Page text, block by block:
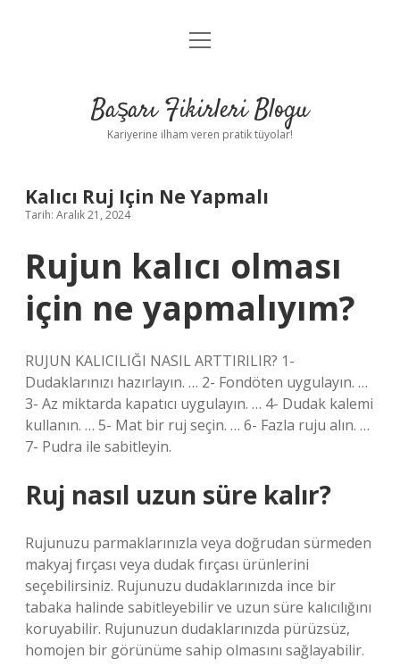
Anasayfa
Yasal Uyarı
menüyü
Başarı Fikirleri Blogu
Kariyerine ilham veren pratik tüyolar!
Kalıcı Ruj Için Ne Yapmalı
Tarih: Aralık 21, 2024
Rujun kalıcı olması
için ne yapmalıyım?
RUJUN KALICILIĞI NASIL ARTTIRILIR? 1-
Dudaklarınızı hazırlayın. … 2- Fondöten uygulayın. …
3- Az miktarda kapatıcı uygulayın. … 4- Dudak kalemi
kullanın. … 5- Mat bir ruj seçin. … 6- Fazla ruju alın. …
7- Pudra ile sabitleyin.
Ruj nasıl uzun süre kalır?
Rujunuzu parmaklarınızla veya doğrudan sürmeden
makyaj fırçası veya dudak fırçası ürünlerini
seçebilirsiniz. Rujunuzu dudaklarınızda ince bir
tabaka halinde sabitleyebilir ve uzun süre kalıcılığını
koruyabilir. Rujunuzun dudaklarınızda pürüzsüz,
homojen bir görünüme sahip olmasını sağlayabilir.